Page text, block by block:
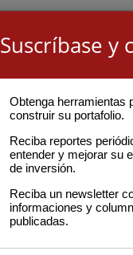
Suscríbase y
Obtenga herramientas
construir su portafolio.
Reciba reportes
entender y mejorar su
de inversión.
Reciba un newsletter
informaciones y
publicadas.